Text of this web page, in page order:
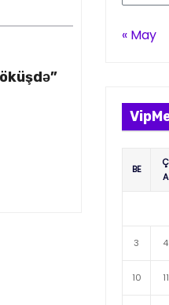
« May
BE
Ç
A
3 4
10 11